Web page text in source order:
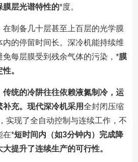
膜层光谱特性的*度。
在制备几十层甚至上百层的光学膜
内的停留时间长。深冷机能持续维
免每层膜受到残余气体的污染，*膜
。
传统的冷阱往往依赖液氮制冷，运
充。现代深冷机采用全封闭压缩
，实现了全自动控制与连续工作，不
在*短时间内（如3分钟内）完成降
提升了连续生产的可行性。